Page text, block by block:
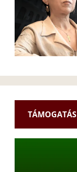
TÁMOGATÁS